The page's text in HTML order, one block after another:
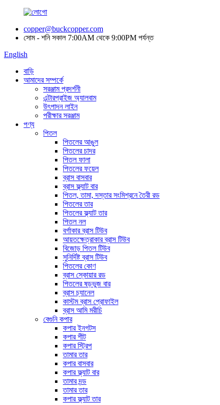
copper@buckcopper.com
সোম - শনি সকাল 7:00AM থেকে 9:00PM পর্যন্ত
English
বাড়ি
আমাদের সম্পর্কে
সরঞ্জাম প্রদর্শনী
এন্টারপ্রাইজ অ্যালবাম
উৎপাদন লাইন
পরীক্ষার সরঞ্জাম
পণ্য
পিতল
পিতলের আঙুল
পিতলের চাদর
পিতল ফালা
পিতলের ফয়েল
ব্রাস বাসবার
ব্রাস ফ্ল্যাট বার
পিতল, তামা, দস্তার সংমিশ্রনে তৈরী রড
পিতলের তার
পিতলের ফ্ল্যাট তার
পিতল নল
বর্গাকার ব্রাস টিউব
আয়তক্ষেত্রাকার ব্রাস টিউব
বিজোড় পিতল টিউব
সুনির্দিষ্ট ব্রাস টিউব
পিতলের কোণ
ব্রাস স্কোয়ার রড
পিতলের ষড়ভুজ বার
ব্রাস চ্যানেল
কাস্টম ব্রাস প্রোফাইল
ব্রাস আমি মরীচি
বেগুনি কপার
কপার ইনগটস
কপার শীট
কপার স্ট্রিপ
তামার তার
কপার বাসবার
কপার ফ্ল্যাট বার
তামার দন্ড
তামার তার
কপার ফ্ল্যাট তার